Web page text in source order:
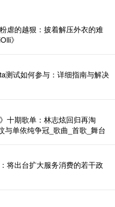
虐的越狠：披着解压外衣的难
》
测试如何参与：详细指南与解决
十期歌单：林志炫回归再淘
与单依纯争冠_歌曲_首歌_舞台
将出台扩大服务消费的若干政